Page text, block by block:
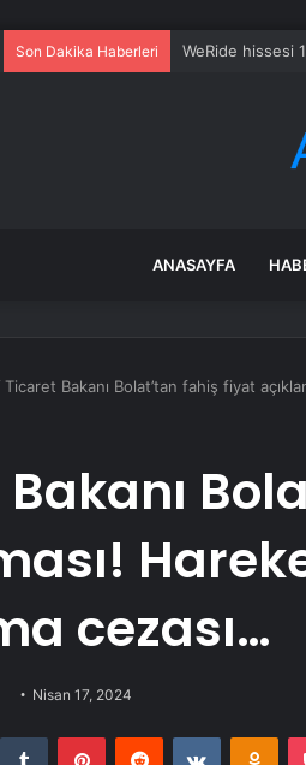
Son Dakika Haberleri WeRide hissesi
ANASAYFA
Ticaret Bakanı Bolat’tan fahiş fiyat
cezası…
Nisan 17, 2024
Tumblr PinterestReddit VKontakte